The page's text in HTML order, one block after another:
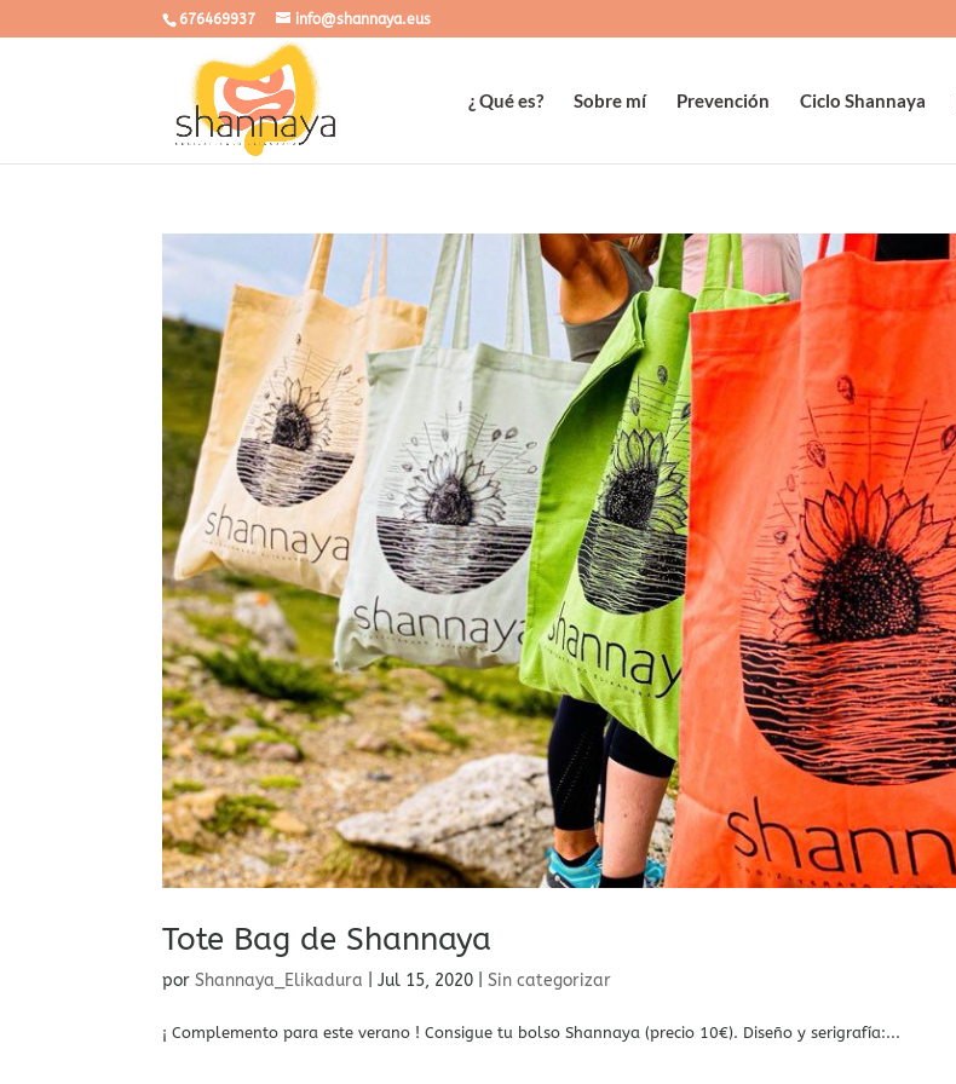
676469937 info@shannaya.eus
¿ Qué es? Sobre mí Prevención Ciclo Shannaya
Tote Bag de Shannaya
porShannaya_Elikadura |Jul 15, 2020 |Sin categorizar
¡ Complemento para este verano ! Consigue tu bolso Shannaya (precio 10€). Diseño y serigrafía:...